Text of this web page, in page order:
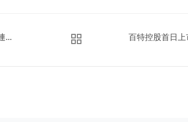
... 百特控股首日